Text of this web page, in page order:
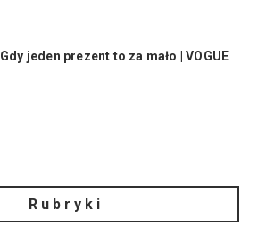
Gdy jeden prezent to za mało | VOGUE
Rubryki